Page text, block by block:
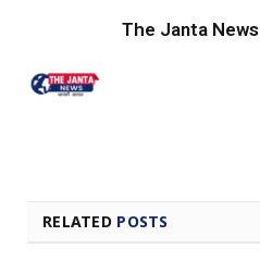
The Janta News
RELATED POSTS